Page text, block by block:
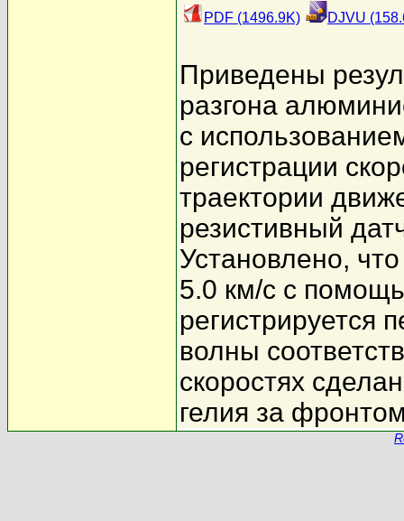
PDF (1496.9K) DJVU
Приведены
разгона
с
регистрации
траектории
резистивный
Установлено,
5.0 км/с с
регистрируется
волны
скоростях
гелия за